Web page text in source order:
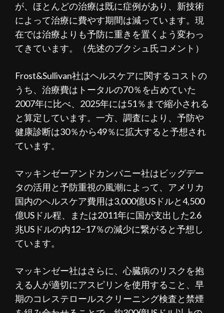
が、ほとんどの治療は既に症例があり、新技術
によって治療に費やす期間は減っています。現
在では治療よりも予防に重きを置くよう変わっ
てきています。（先述のブクシュ氏コメント）
Frost&Sullivan社はヘルスケアに関するコストの
うち、治療費はトータルの70％を占めていた
2007年に比べ、2025年には51％まで縮小される
と算定しています。一方、調査により、予防や
健康診断は30％から49％に拡大すると予想され
ています。
マッキンゼーアンドカンパニー社はビッグデー
タの活用と予防重視の風潮によって、アメリカ
国内のヘルスケア費用は3,000億USドルと4,500
億USドル程、または2011年に国が支出した2.6
兆USドルの内12−17％の減少に繋がると予想し
ています。
マッキンゼー社はさらに、心臓病のリスクを抱
える人が適切にアスピリンを使用すること、早
期のコレステロールスクリーニング検査と禁煙